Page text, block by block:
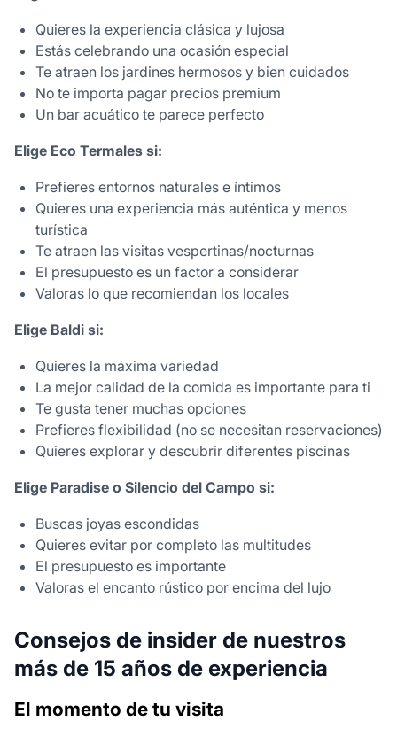
Quieres la experiencia clásica y lujosa
Estás celebrando una ocasión especial
Te atraen los jardines hermosos y bien cuidados
No te importa pagar precios premium
Un bar acuático te parece perfecto
Elige Eco Termales si:
Prefieres entornos naturales e íntimos
Quieres una experiencia más auténtica y menos
turística
Te atraen las visitas vespertinas/nocturnas
El presupuesto es un factor a considerar
Valoras lo que recomiendan los locales
Elige Baldi si:
Quieres la máxima variedad
La mejor calidad de la comida es importante para ti
Te gusta tener muchas opciones
Prefieres flexibilidad (no se necesitan reservaciones)
Quieres explorar y descubrir diferentes piscinas
Elige Paradise o Silencio del Campo si:
Buscas joyas escondidas
Quieres evitar por completo las multitudes
El presupuesto es importante
Valoras el encanto rústico por encima del lujo
Consejos de insider de nuestros
más de 15 años de experiencia
El momento de tu visita